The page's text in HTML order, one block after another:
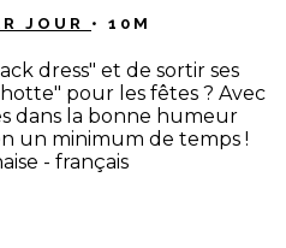
JOUR • 10M
dress" et de sortir ses
pour les fêtes ? Avec
dans la bonne humeur
un minimum de temps !
- français